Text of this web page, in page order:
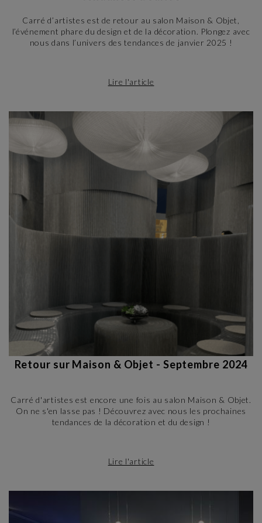
Carré d’artistes est de retour au salon Maison & Objet,
l’événement phare du design et de la décoration. Plongez avec
nous dans l’univers des tendances de janvier 2025 !
Lire l'article
Retour sur Maison & Objet - Septembre 2024
Carré d'artistes est encore une fois au salon Maison & Objet.
On ne s'en lasse pas ! Découvrez avec nous les prochaines
tendances de la décoration et du design !
Lire l'article